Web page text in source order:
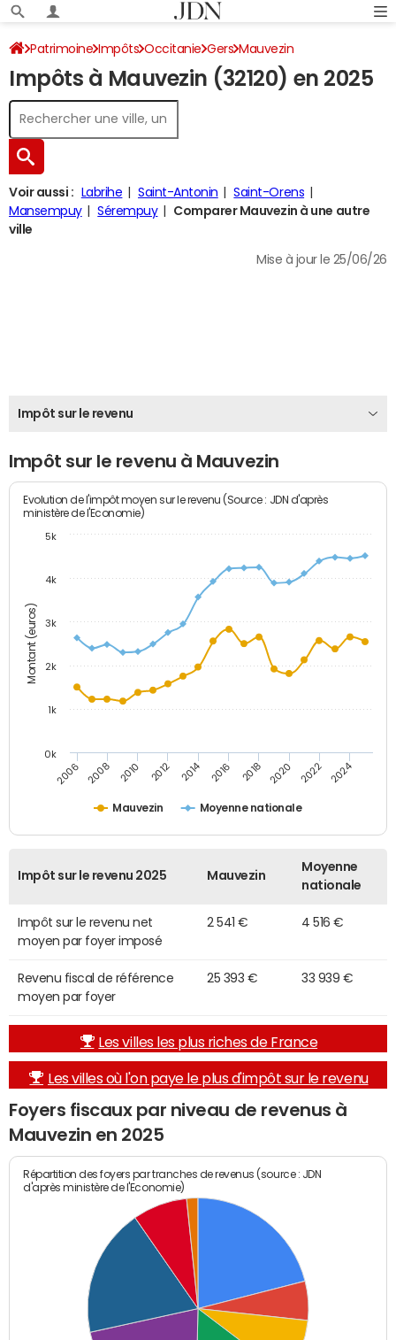
Patrimoine Impôts Occitanie Gers Mauvezin
Impôt sur le revenu
Impôts à Mauvezin (32120) en 2025
Voir aussi : Labrihe Saint-Antonin
Saint-Orens
Mansempuy
Sérempuy
Comparer Mauvezin à une autre
ville
Mise à jour le 25/06/26
Impôt sur le revenu
Impôt sur le revenu à Mauvezin
Montant (euros)
Evolution de l'impôt moyen sur le revenu (Source : JDN d'après
ministère de l'Economie)
Mauvezin Moyenne nationale
2006 2008 2010 2012 2014 2016 2018 2020 2022 2024
0k
1k
2k
3k
4k
5k
Impôt sur le revenu 2025 Mauvezin
Moyenne
nationale
Impôt sur le revenu net
moyen par foyer imposé
2 541 € 4 516 €
Revenu fiscal de référence
moyen par foyer
25 393 € 33 939 €
Les villes les plus riches de France
Les villes où l'on paye le plus d'impôt sur le revenu
Foyers fiscaux par niveau de revenus à
Mauvezin en 2025
Répartition des foyers par tranches de revenus (source : JDN
d'après ministère de l'Economie)